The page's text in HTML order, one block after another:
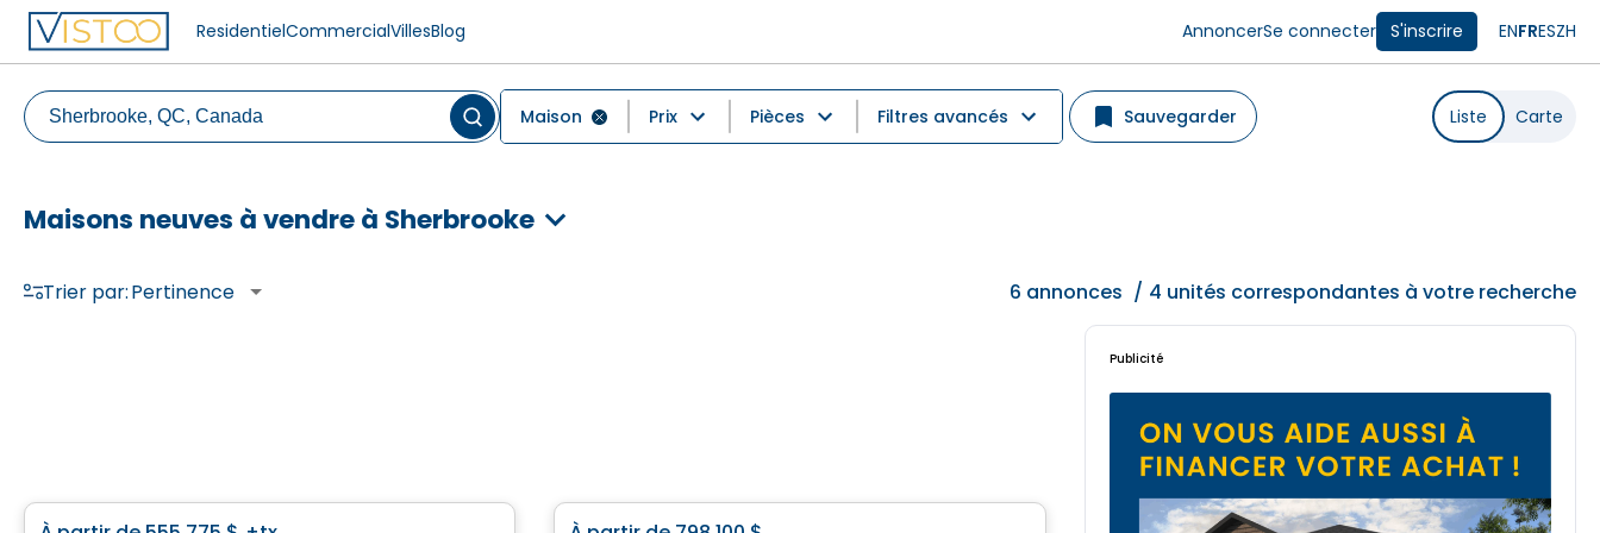
ResidentielCommercialVillesBlog AnnoncerSe connecter S'inscrire ENFRESZH
Maison Prix Pièces Filtres avancés Sauvegarder Liste Carte
Maisons neuves à vendre à Sherbrooke
Trier par:Pertinence 6 annonces / 4 unités correspondantes à votre recherche
Publicité